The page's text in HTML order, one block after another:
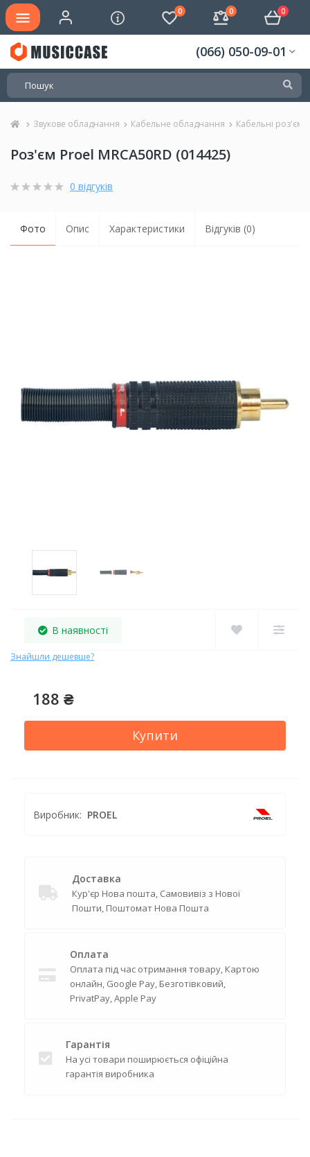
0 0 0
(066) 050-09-01
Звукове обладнання Кабельне обладнання Кабельні роз'єми
Роз'єм Proel MRCA50RD (014425)
0 відгуків
Фото Опис Характеристики Відгуків (0)
В наявності
Знайшли дешевше?
188 ₴
Купити
Виробник: PROEL
Доставка
Кур'єр Нова пошта, Самовивіз з Нової
Пошти, Поштомат Нова Пошта
Оплата
Оплата під час отримання товару, Картою
онлайн, Google Pay, Безготівковий,
PrivatPay, Apple Pay
Гарантія
На усі товари поширюється офіційна
гарантія виробника